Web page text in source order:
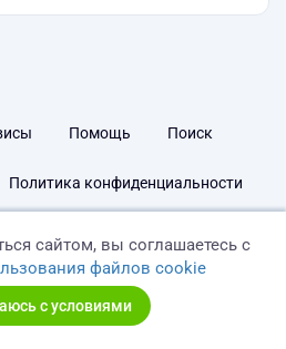
Помощь Поиск
Политика конфиденциальности
сайтом, вы соглашаетесь с
файлов cookie
с условиями